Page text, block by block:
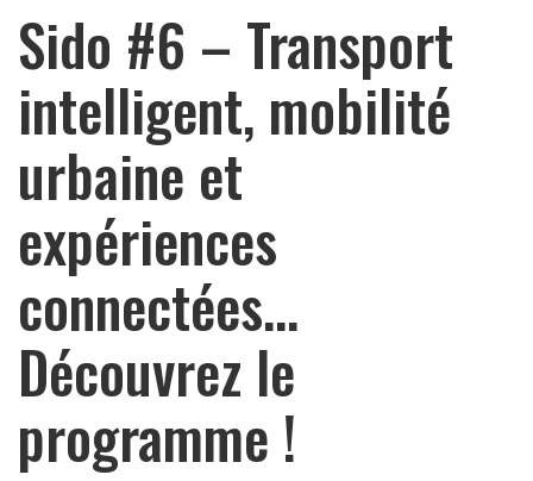
Sido #6 – Transport
intelligent, mobilité
urbaine et
expériences
connectées…
Découvrez le
programme !